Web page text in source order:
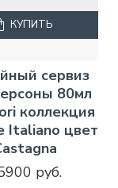
сервиз
80мл
коллекция
Italiano цвет
руб.
КУПИТЬ